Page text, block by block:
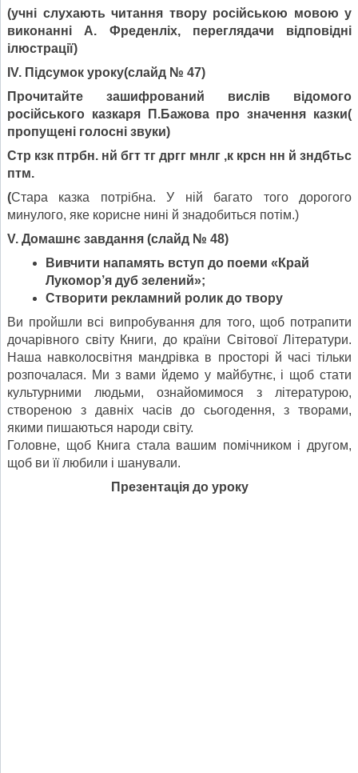
(учні слухають читання твору російською мовою у
виконанні А. Фреденліх, переглядачи відповідні
ілюстрації)
V. Підсумок уроку(слайд № 47)
Прочитайте зашифрований вислів відомого
російського казкаря П.Бажова про значення казки(
пропущені голосні звуки)
Стр кзк птрбн. нй бгт тг дргг мнлг ,к крсн нн й зндбтьс
птм.
(Стара казка потрібна. У ній багато того дорогого
минулого, яке корисне нині й знадобиться потім.)
V. Домашнє завдання (слайд № 48)
Вивчити напамять вступ до поеми «Край
Лукомор’я дуб зелений»;
Створити рекламний ролик до твору
Ви пройшли всі випробування для того, щоб потрапити
дочарівного світу Книги, до країни Світової Літератури.
Наша навколосвітня мандрівка в просторі й часі тільки
розпочала­ся. Ми з вами йдемо у майбутнє, і щоб стати
культурними людьми, ознайомимося з літературою,
створеною з давніх часів до сьогодення, з творами,
якими пишаються народи світу.
Головне, щоб Книга стала вашим помічником і другом,
щоб ви її любили і шанували.
Презентація до уроку